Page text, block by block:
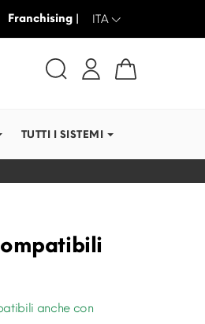
SPEDIAMO IN TEMPI
Franchising | ITA
TUTTI I SISTEMI
anche con